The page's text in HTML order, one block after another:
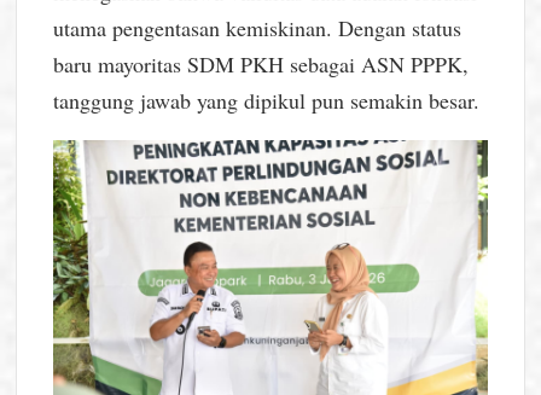
utama pengentasan kemiskinan. Dengan status
baru mayoritas SDM PKH sebagai ASN PPPK,
tanggung jawab yang dipikul pun semakin besar.